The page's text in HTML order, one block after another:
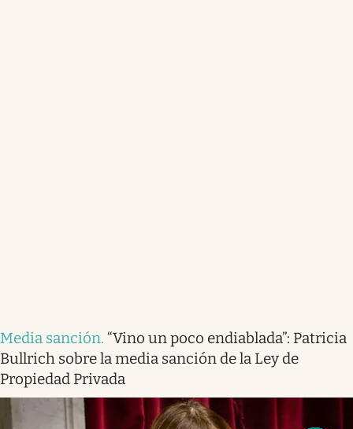
Media sanción. “Vino un poco endiablada”: Patricia
Bullrich sobre la media sanción de la Ley de
Propiedad Privada